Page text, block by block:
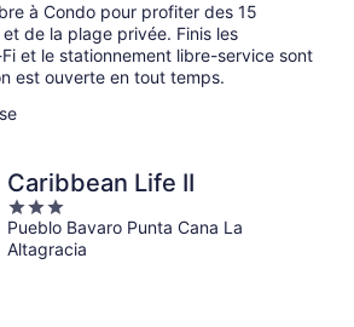
à Condo pour profiter des 15
de la plage privée. Finis les
et le stationnement libre-service sont
est ouverte en tout temps.
Caribbean Life II
3
out
of
Pueblo Bavaro Punta Cana La
Altagracia